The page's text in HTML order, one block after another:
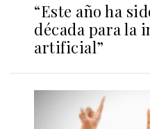
“Este año ha
década para la
artificial”